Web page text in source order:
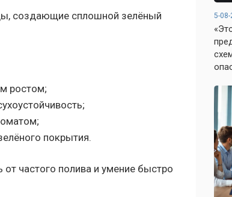
создающие сплошной зелёный
ростом;
покрытия.
от частого полива и умение быстро
5-